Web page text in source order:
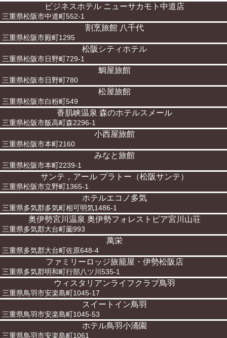
ビジネスホテル ニューサカモト中道店
三重県松阪市中道町552-1
割烹旅館 八千代
三重県松阪市殿町1295
松阪シティホテル
三重県松阪市日野町729-1
鯛屋旅館
三重県松阪市日野町780
松屋旅館
三重県松阪市白粉町549
香肌峡温泉 森のホテルスメール
三重県松阪市飯高町森2296-1
小西屋旅館
三重県松阪市本町2160
みなと旅館
三重県松阪市本町2239-1
サンテ，アール プラトー（松阪サンテ）
三重県松阪市立野町1365-1
ホテルエコノ多気
三重県多気郡多気町相可明気1486-1
奥伊勢宮川温泉 奥伊勢フォレストピア宮川山荘
三重県多気郡大台町薗993
萬栄
三重県多気郡大台町佐原648-4
ファミリーロッジ旅籠屋・伊勢松阪店
三重県多気郡明和町行部八ツ川535-1
ウィスタリアンライフクラブ鳥羽
三重県鳥羽市安楽島町1045-17
スイートイン鳥羽
三重県鳥羽市安楽島町1045-53
ホテル鳥羽小涌園
三重県鳥羽市安楽島町1061